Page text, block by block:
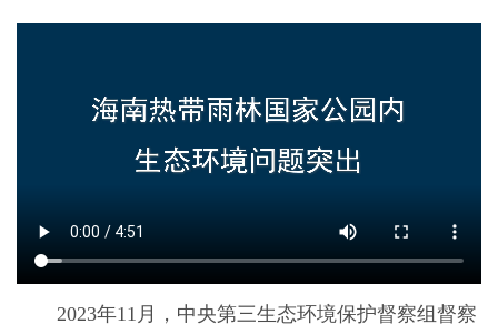
2023年11月，中央第三生态环境保护督察组督察